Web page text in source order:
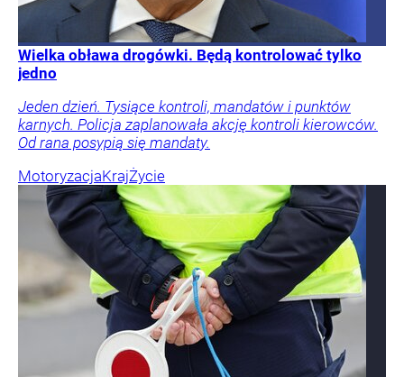
Wielka obława drogówki. Będą kontrolować tylko
jedno
Jeden dzień. Tysiące kontroli, mandatów i punktów
karnych. Policja zaplanowała akcję kontroli kierowców.
Od rana posypią się mandaty.
MotoryzacjaKrajŻycie